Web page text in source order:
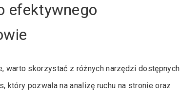
efektywnego
warto skorzystać z różnych narzędzi dostępnych
który pozwala na analizę ruchu na stronie oraz